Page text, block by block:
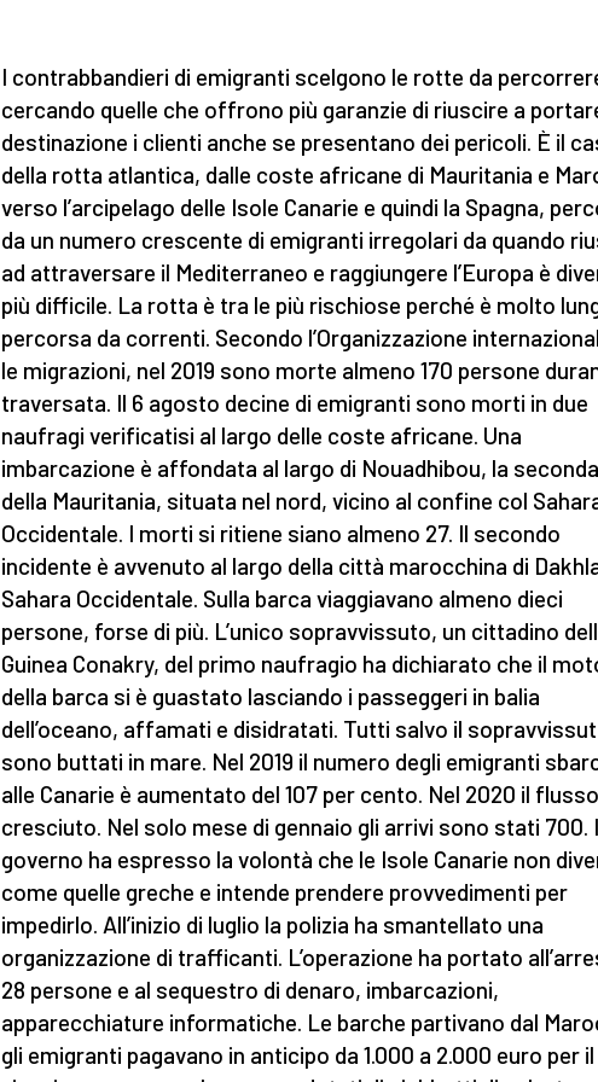
I contrabbandieri di emigranti scelgono le rotte da
cercando quelle che offrono più garanzie di riuscire a
destinazione i clienti anche se presentano dei pericoli. È il
della rotta atlantica, dalle coste africane di Mauritania e
verso l’arcipelago delle Isole Canarie e quindi la Spagna,
da un numero crescente di emigranti irregolari da quando
ad attraversare il Mediterraneo e raggiungere l’Europa è
più difficile. La rotta è tra le più rischiose perché è molto
percorsa da correnti. Secondo l’Organizzazione
le migrazioni, nel 2019 sono morte almeno 170 persone
traversata. Il 6 agosto decine di emigranti sono morti in due
naufragi verificatisi al largo delle coste africane. Una
imbarcazione è affondata al largo di Nouadhibou, la
della Mauritania, situata nel nord, vicino al confine col
Occidentale. I morti si ritiene siano almeno 27. Il secondo
incidente è avvenuto al largo della città marocchina di
Sahara Occidentale. Sulla barca viaggiavano almeno dieci
persone, forse di più. L’unico sopravvissuto, un cittadino
Guinea Conakry, del primo naufragio ha dichiarato che il
della barca si è guastato lasciando i passeggeri in balia
dell’oceano, affamati e disidratati. Tutti salvo il
sono buttati in mare. Nel 2019 il numero degli emigranti
alle Canarie è aumentato del 107 per cento. Nel 2020 il
cresciuto. Nel solo mese di gennaio gli arrivi sono stati 700.
governo ha espresso la volontà che le Isole Canarie non
come quelle greche e intende prendere provvedimenti per
impedirlo. All’inizio di luglio la polizia ha smantellato una
organizzazione di trafficanti. L’operazione ha portato
28 persone e al sequestro di denaro, imbarcazioni,
apparecchiature informatiche. Le barche partivano dal
gli emigranti pagavano in anticipo da 1.000 a 2.000 euro per il